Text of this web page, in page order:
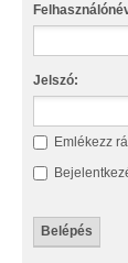
Jelszó:
Emlékezz